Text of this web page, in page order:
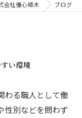
会社優心植木 ブログ
い環境
わる職人として働
性別などを問わず